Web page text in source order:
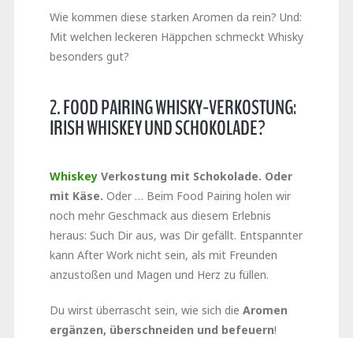
Wie kommen diese starken Aromen da rein? Und:
Mit welchen leckeren Häppchen schmeckt Whisky
besonders gut?
2. FOOD PAIRING WHISKY-VERKOSTUNG:
IRISH WHISKEY UND SCHOKOLADE?
WhiskeyVerkostung mit Schokolade. Oder
mit Käse. Oder … Beim Food Pairing holen wir
noch mehr Geschmack aus diesem Erlebnis
heraus: Such Dir aus, was Dir gefällt. Entspannter
kann After Work nicht sein, als mit Freunden
anzustoßen und Magen und Herz zu füllen.
Du wirst überrascht sein, wie sich die Aromen
ergänzen, überschneiden und befeuern!